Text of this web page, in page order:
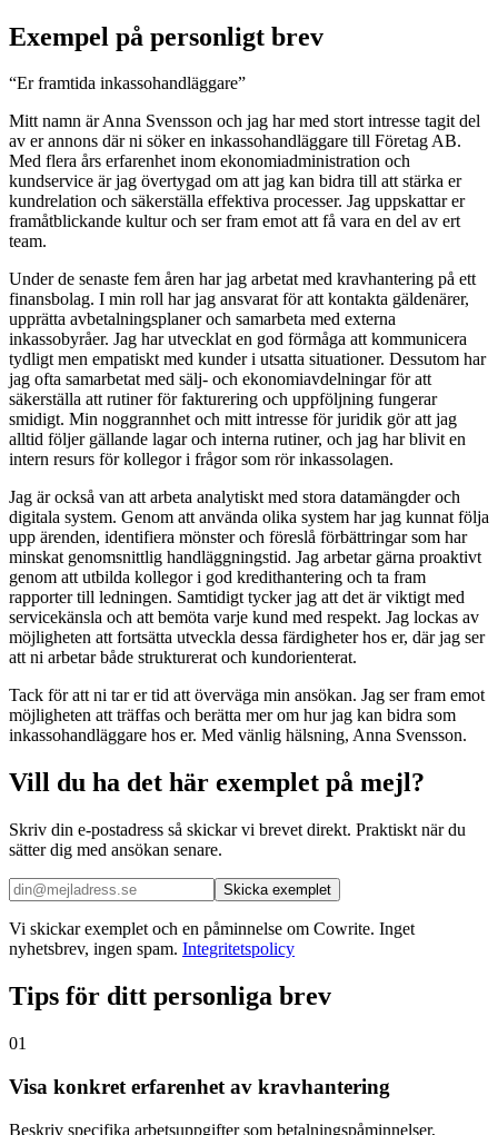
Exempel på personligt brev
“Er framtida inkassohandläggare”
Mitt namn är Anna Svensson och jag har med stort intresse tagit del
av er annons där ni söker en inkassohandläggare till Företag AB.
Med flera års erfarenhet inom ekonomiadministration och
kundservice är jag övertygad om att jag kan bidra till att stärka er
kundrelation och säkerställa effektiva processer. Jag uppskattar er
framåtblickande kultur och ser fram emot att få vara en del av ert
team.
Under de senaste fem åren har jag arbetat med kravhantering på ett
finansbolag. I min roll har jag ansvarat för att kontakta gäldenärer,
upprätta avbetalningsplaner och samarbeta med externa
inkassobyråer. Jag har utvecklat en god förmåga att kommunicera
tydligt men empatiskt med kunder i utsatta situationer. Dessutom har
jag ofta samarbetat med sälj- och ekonomiavdelningar för att
säkerställa att rutiner för fakturering och uppföljning fungerar
smidigt. Min noggrannhet och mitt intresse för juridik gör att jag
alltid följer gällande lagar och interna rutiner, och jag har blivit en
intern resurs för kollegor i frågor som rör inkassolagen.
Jag är också van att arbeta analytiskt med stora datamängder och
digitala system. Genom att använda olika system har jag kunnat följa
upp ärenden, identifiera mönster och föreslå förbättringar som har
minskat genomsnittlig handläggningstid. Jag arbetar gärna proaktivt
genom att utbilda kollegor i god kredithantering och ta fram
rapporter till ledningen. Samtidigt tycker jag att det är viktigt med
servicekänsla och att bemöta varje kund med respekt. Jag lockas av
möjligheten att fortsätta utveckla dessa färdigheter hos er, där jag ser
att ni arbetar både strukturerat och kundorienterat.
Tack för att ni tar er tid att överväga min ansökan. Jag ser fram emot
möjligheten att träffas och berätta mer om hur jag kan bidra som
inkassohandläggare hos er. Med vänlig hälsning, Anna Svensson.
Vill du ha det här exemplet på mejl?
Skriv din e-postadress så skickar vi brevet direkt. Praktiskt när du
sätter dig med ansökan senare.
Skicka exemplet
Vi skickar exemplet och en påminnelse om Cowrite. Inget
nyhetsbrev, ingen spam. Integritetspolicy
Tips för ditt personliga brev
01
Visa konkret erfarenhet av kravhantering
Beskriv specifika arbetsuppgifter som betalningspåminnelser,